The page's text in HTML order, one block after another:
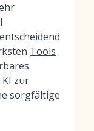
Tools
KI zur
sorgfältige